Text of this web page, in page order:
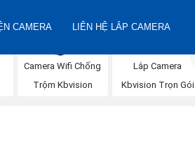
CAMERA LIÊN HỆ LẮP CAMERA
Camera Wifi Chống
Trộm Kbvision
Lắp Camera
Kbvision Trọn Gói